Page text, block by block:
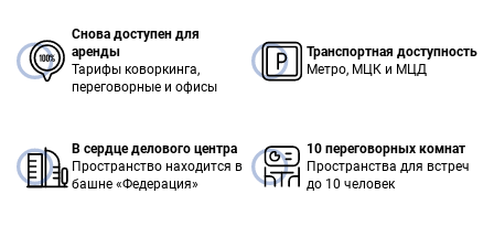
Снова доступен для
аренды
Тарифы коворкинга,
переговорные и офисы
Транспортная доступность
Метро, МЦК и МЦД
В сердце делового центра
Пространство находится в
башне «Федерация»
10 переговорных комнат
Пространства для встреч
до 10 человек